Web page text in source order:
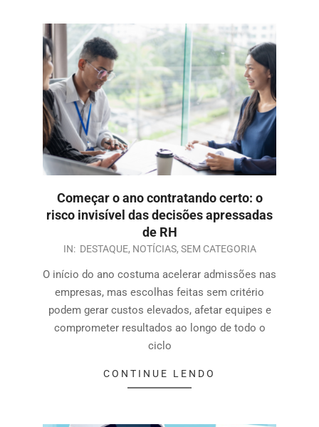
Começar o ano contratando certo: o
risco invisível das decisões apressadas
de RH
IN: DESTAQUE, NOTÍCIAS, SEM CATEGORIA
O início do ano costuma acelerar admissões nas
empresas, mas escolhas feitas sem critério
podem gerar custos elevados, afetar equipes e
comprometer resultados ao longo de todo o
ciclo
CONTINUE LENDO